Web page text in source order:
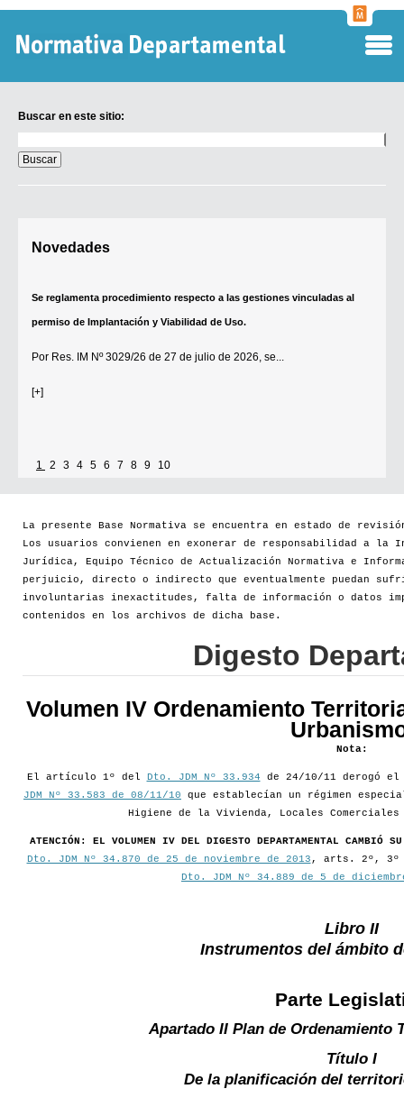
Buscar en este sitio:
en
este
sitio:
Novedades
Se reglamenta procedimiento respecto a las gestiones vinculadas al
permiso de Implantación y Viabilidad de Uso.
Por Res. IM Nº 3029/26 de 27 de julio de 2026, se...
[+]
1 2 3 4 5 6 7 8 9 10
La presente Base Normativa se encuentra en estado de
Los usuarios convienen en exonerar de responsabilidad a la
Jurídica, Equipo Técnico de Actualización Normativa e
perjuicio, directo o indirecto que eventualmente puedan
involuntarias inexactitudes, falta de información o datos
contenidos en los archivos de dicha base.
Digesto
Volumen IV Ordenamiento
Nota:
El artículo 1º del Dto. JDM Nº 33.934 de 24/10/11 derogó
JDM Nº 33.583 de 08/11/10 que establecían un régimen
Higiene de la Vivienda, Locales
ATENCIÓN: EL VOLUMEN IV DEL DIGESTO DEPARTAMENTAL CAMBIÓ
Dto. JDM Nº 34.870 de 25 de noviembre de 2013 , arts. 2º, 3º
Dto. JDM Nº 34.889 de 5 de
Libro II
Instrumentos del ámbito
Parte
Apartado II Plan de Ordenamiento
Título I
De la planificación del